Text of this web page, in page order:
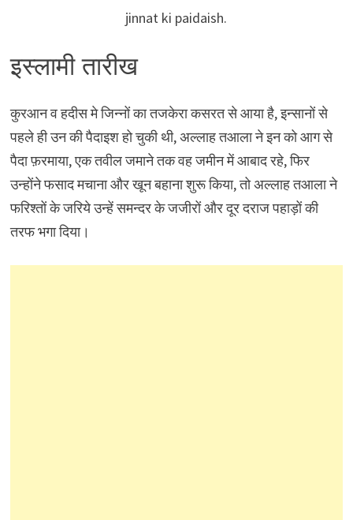
jinnat ki paidaish.
इस्लामी तारीख
कुरआन व हदीस मे जिन्नों का तजकेरा कसरत से आया है, इन्सानों से
पहले ही उन की पैदाइश हो चुकी थी, अल्लाह तआला ने इन को आग से
पैदा फ़रमाया, एक तवील जमाने तक वह जमीन में आबाद रहे, फिर
उन्होंने फसाद मचाना और खून बहाना शुरू किया, तो अल्लाह तआला ने
फरिश्तों के जरिये उन्हें समन्दर के जजीरों और दूर दराज पहाड़ों की
तरफ भगा दिया।